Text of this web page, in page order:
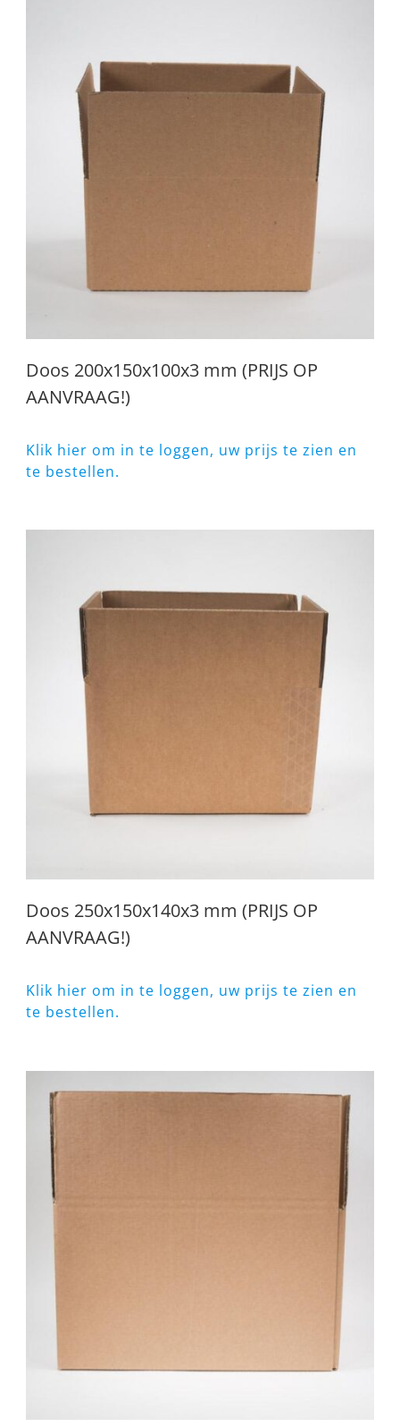
Doos 200x150x100x3 mm (PRIJS OP
AANVRAAG!)
Klik hier om in te loggen, uw prijs te zien en
te bestellen.
Doos 250x150x140x3 mm (PRIJS OP
AANVRAAG!)
Klik hier om in te loggen, uw prijs te zien en
te bestellen.